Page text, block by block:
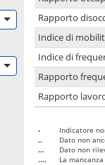
Rapporto
Indice di
Indice di
Rapporto
Rapporto
-
Indicatore
..
Dato non
...
Dato non
....
La